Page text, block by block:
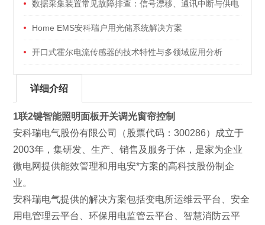
能表数据采集装置常见故障排查：信号漂移、通讯中断与供电
异常Home EMS安科瑞户用光储系统解决方案
开口式霍尔电流传感器的技术特性与多领域应用分析
详细介绍
1联2键智能照明面板开关调光窗帘控制
安科瑞电气股份有限公司（股票代码：300286）成立于
2003年，集研发、生产、销售及服务于体，是家为企业
微电网提供能效管理和用电安*方案的高科技股份制企
业。
安科瑞电气提供的解决方案包括变电所运维云平台、安全
用电管理云平台、环保用电监管云平台、智慧消防云平